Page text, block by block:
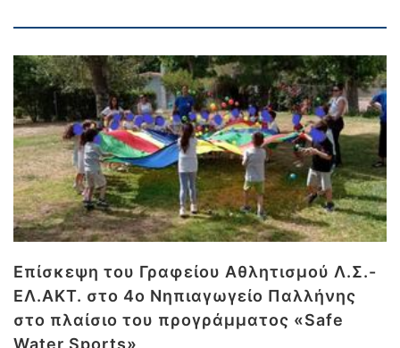
Επίσκεψη του Γραφείου Αθλητισμού Λ.Σ.-
ΕΛ.ΑΚΤ. στο 4ο Νηπιαγωγείο Παλλήνης
στο πλαίσιο του προγράμματος «Safe
Water Sports»